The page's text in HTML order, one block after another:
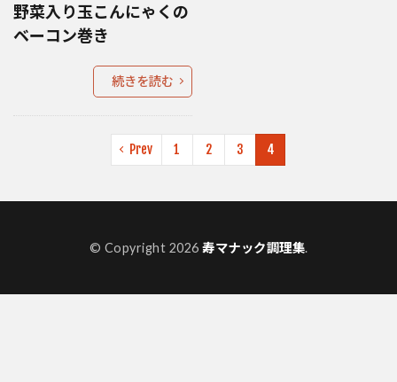
野菜入り玉こんにゃくの
ベーコン巻き
続きを読む
Prev 1 2 3 4
© Copyright 2026 寿マナック調理集.